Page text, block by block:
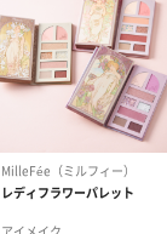
ダンボール装飾
ーリップ）（